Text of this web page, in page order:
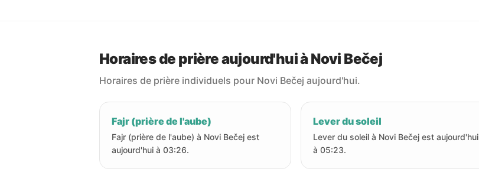
Horaires de prière aujourd'hui à Novi Bečej
Horaires de prière individuels pour Novi Bečej aujourd'hui.
Fajr (prière de l'aube)
Fajr (prière de l'aube) à Novi Bečej est
aujourd'hui à 03:26.
Lever du soleil
Lever du soleil à Novi Bečej est aujourd'hui
à 05:23.